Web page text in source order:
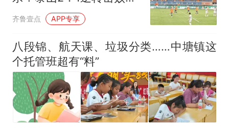
津津门虎
齐鲁壹点 APP专享
八段锦、航天课、垃圾分类……中塘镇这
个托管班超有“料”